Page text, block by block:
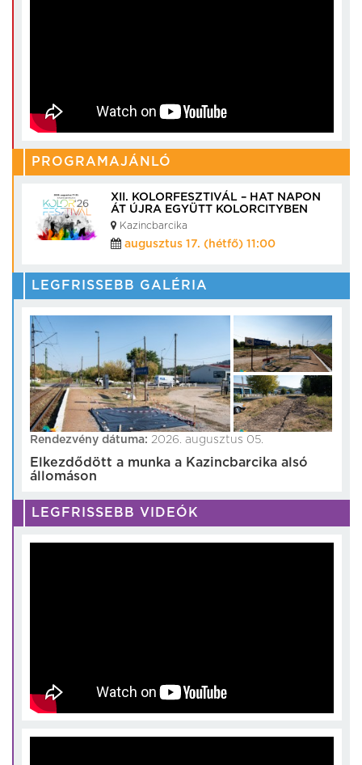
PROGRAMAJÁNLÓ
XII. KOLORFESZTIVÁL – HAT NAPON
ÁT ÚJRA EGYÜTT KOLORCITYBEN
Kazincbarcika
augusztus 17. (hétfő) 11:00
LEGFRISSEBB GALÉRIA
Rendezvény dátuma: 2026. augusztus 05.
Elkezdődött a munka a Kazincbarcika alsó
állomáson
LEGFRISSEBB VIDEÓK